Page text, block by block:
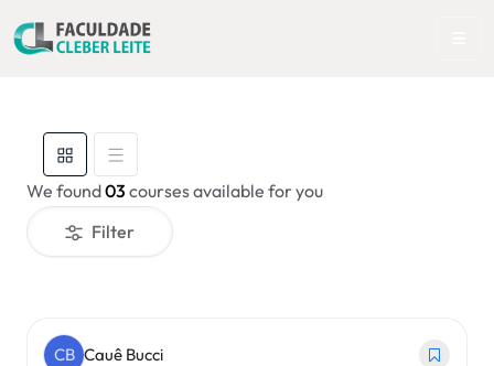
We found03 courses available for you
Filter
CB Cauê Bucci